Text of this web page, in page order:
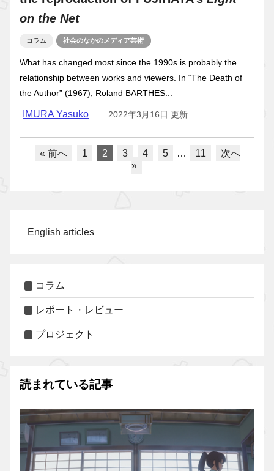
on the Net
コラム 社会のなかのメディア芸術
What has changed most since the 1990s is probably the
relationship between works and viewers. In “The Death of
the Author” (1967), Roland BARTHES...
IMURA Yasuko 2022年3月16日 更新
« 前へ 1 2 3 4 5 … 11
次へ
»
English articles
コラム
レポート・レビュー
プロジェクト
読まれている記事